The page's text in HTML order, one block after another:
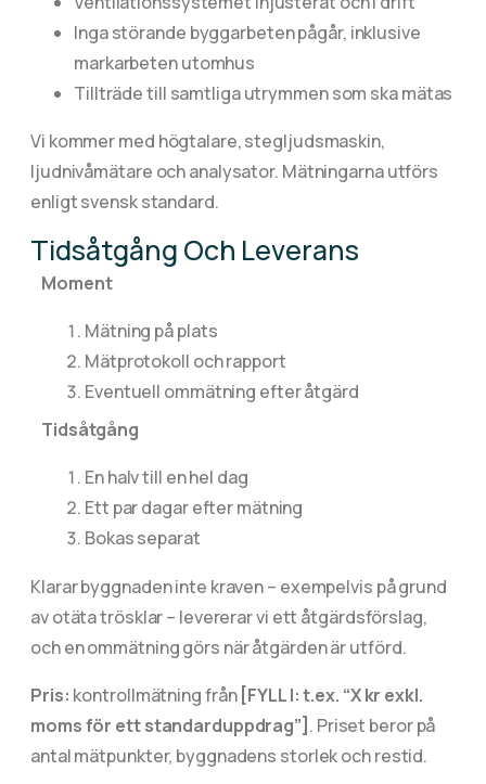
Inga störande byggarbeten pågår, inklusive
markarbeten utomhus
Tillträde till samtliga utrymmen som ska mätas
Vi kommer med högtalare, stegljudsmaskin,
ljudnivåmätare och analysator. Mätningarna utförs
enligt svensk standard.
Tidsåtgång Och Leverans
Moment
Mätning på plats
Mätprotokoll och rapport
Eventuell ommätning efter åtgärd
Tidsåtgång
En halv till en hel dag
Ett par dagar efter mätning
Bokas separat
Klarar byggnaden inte kraven – exempelvis på grund
av otäta trösklar – levererar vi ett åtgärdsförslag,
och en ommätning görs när åtgärden är utförd.
Pris: kontrollmätning från [FYLL I: t.ex. “X kr exkl.
moms för ett standarduppdrag”] . Priset beror på
antal mätpunkter, byggnadens storlek och restid.